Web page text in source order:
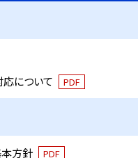
応について PDF
方針 PDF